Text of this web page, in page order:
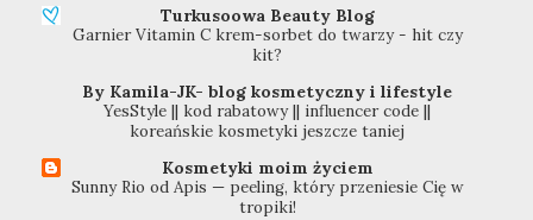
Turkusoowa Beauty Blog
Garnier Vitamin C krem-sorbet do twarzy - hit czy
kit?
By Kamila-JK- blog kosmetyczny i lifestyle
YesStyle || kod rabatowy || influencer code ||
koreańskie kosmetyki jeszcze taniej
Kosmetyki moim życiem
Sunny Rio od Apis — peeling, który przeniesie Cię w
tropiki!